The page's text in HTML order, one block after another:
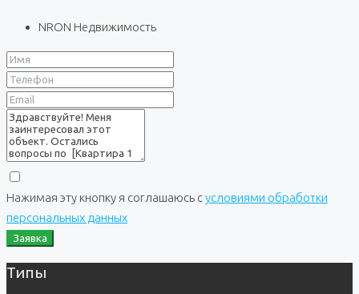
NRON Недвижимость
Нажимая эту кнопку я соглашаюсь сусловиями обработки
персональных данных
Заявка
Типы